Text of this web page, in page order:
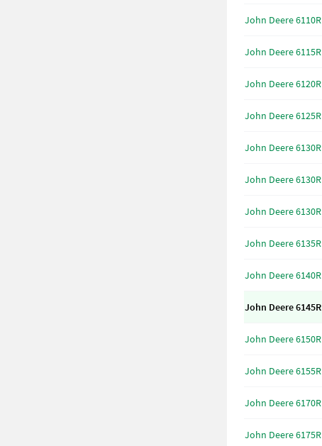
John Deere 6110R
John Deere 6115R
John Deere 6120R
John Deere 6125R
John Deere 6130R
John Deere 6130R
John Deere 6130R
John Deere 6135R
John Deere 6140R
John Deere 6145R
John Deere 6150R
John Deere 6155R
John Deere 6170R
John Deere 6175R